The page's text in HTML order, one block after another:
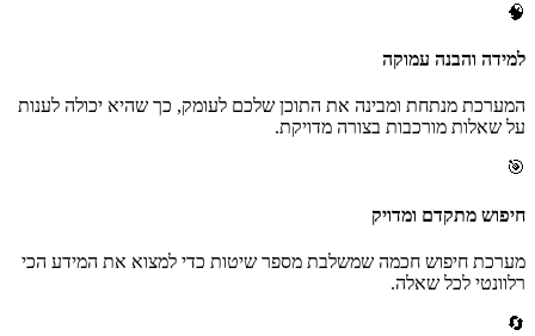
🧠
למידה והבנה עמוקה
המערכת מנתחת ומבינה את התוכן שלכם לעומק, כך שהיא יכולה לענות
על שאלות מורכבות בצורה מדויקת.
🎯
חיפוש מתקדם ומדויק
מערכת חיפוש חכמה שמשלבת מספר שיטות כדי למצוא את המידע הכי
רלוונטי לכל שאלה.
🔄